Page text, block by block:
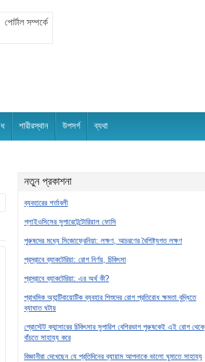
পোর্টাল সম্পর্কে
শারীরস্থান উপসর্গ ব্যথা
নতুন প্রকাশনা
ব্যবহারের শর্তাবলী
গ্লাইওসিসের সুপারেটেন্টোরিয়াল ফোসি
পুরুষদের মধ্যে সিজোফ্রেনিয়া: লক্ষণ, আচরণের বৈশিষ্ট্যগত লক্ষণ
প্রস্রাবে ব্যাকটেরিয়া: রোগ নির্ণয়, চিকিৎসা
প্রস্রাবে ব্যাকটেরিয়া: এর অর্থ কী?
প্রাথমিক অ্যান্টিবায়োটিক ব্যবহার শিশুদের রোগ প্রতিরোধ ক্ষমতা বৃদ্ধিতে
ব্যাঘাত ঘটায়
প্রোস্টেট ক্যান্সারের চিকিৎসার সুপারিশ বেশিরভাগ পুরুষকেই এই রোগ থেকে
বাঁচতে সাহায্য করে
বিজ্ঞানীরা দেখেছেন যে প্রতিদিনের ব্যায়াম আপনাকে ভালো ঘুমাতে সাহায্য